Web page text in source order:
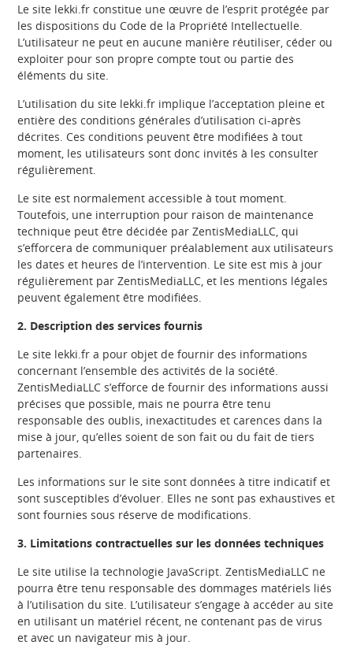
Le site lekki.fr constitue une œuvre de l’esprit protégée par
les dispositions du Code de la Propriété Intellectuelle.
L’utilisateur ne peut en aucune manière réutiliser, céder ou
exploiter pour son propre compte tout ou partie des
éléments du site.
L’utilisation du site lekki.fr implique l’acceptation pleine et
entière des conditions générales d’utilisation ci-après
décrites. Ces conditions peuvent être modifiées à tout
moment, les utilisateurs sont donc invités à les consulter
régulièrement.
Le site est normalement accessible à tout moment.
Toutefois, une interruption pour raison de maintenance
technique peut être décidée par ZentisMediaLLC, qui
s’efforcera de communiquer préalablement aux utilisateurs
les dates et heures de l’intervention. Le site est mis à jour
régulièrement par ZentisMediaLLC, et les mentions légales
peuvent également être modifiées.
2. Description des services fournis
Le site lekki.fr a pour objet de fournir des informations
concernant l’ensemble des activités de la société.
ZentisMediaLLC s’efforce de fournir des informations aussi
précises que possible, mais ne pourra être tenu
responsable des oublis, inexactitudes et carences dans la
mise à jour, qu’elles soient de son fait ou du fait de tiers
partenaires.
Les informations sur le site sont données à titre indicatif et
sont susceptibles d’évoluer. Elles ne sont pas exhaustives et
sont fournies sous réserve de modifications.
3. Limitations contractuelles sur les données techniques
Le site utilise la technologie JavaScript. ZentisMediaLLC ne
pourra être tenu responsable des dommages matériels liés
à l’utilisation du site. L’utilisateur s’engage à accéder au site
en utilisant un matériel récent, ne contenant pas de virus
et avec un navigateur mis à jour.